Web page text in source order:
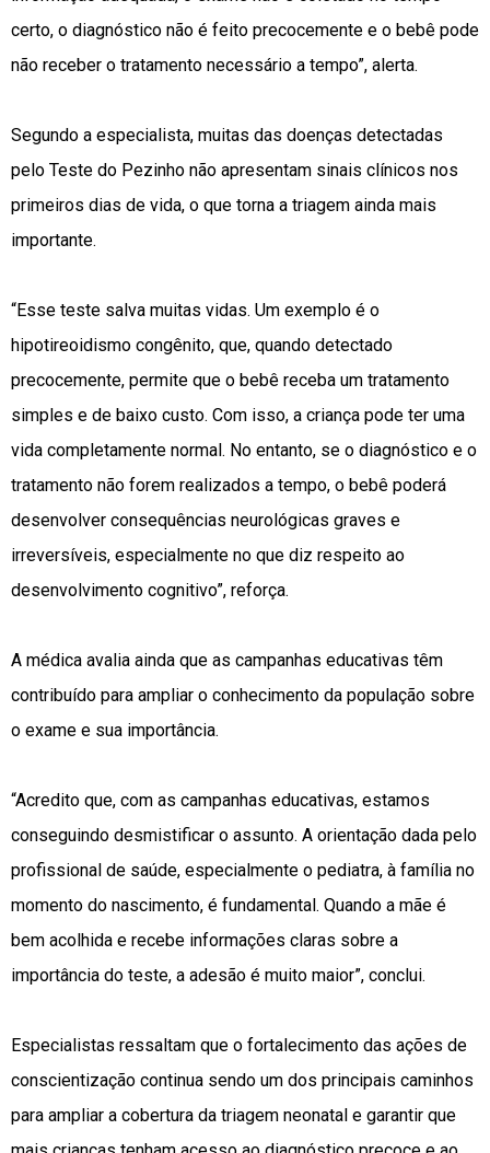
certo, o diagnóstico não é feito precocemente e o bebê pode
não receber o tratamento necessário a tempo”, alerta.
Segundo a especialista, muitas das doenças detectadas
pelo Teste do Pezinho não apresentam sinais clínicos nos
primeiros dias de vida, o que torna a triagem ainda mais
importante.
“Esse teste salva muitas vidas. Um exemplo é o
hipotireoidismo congênito, que, quando detectado
precocemente, permite que o bebê receba um tratamento
simples e de baixo custo. Com isso, a criança pode ter uma
vida completamente normal. No entanto, se o diagnóstico e o
tratamento não forem realizados a tempo, o bebê poderá
desenvolver consequências neurológicas graves e
irreversíveis, especialmente no que diz respeito ao
desenvolvimento cognitivo”, reforça.
A médica avalia ainda que as campanhas educativas têm
contribuído para ampliar o conhecimento da população sobre
o exame e sua importância.
“Acredito que, com as campanhas educativas, estamos
conseguindo desmistificar o assunto. A orientação dada pelo
profissional de saúde, especialmente o pediatra, à família no
momento do nascimento, é fundamental. Quando a mãe é
bem acolhida e recebe informações claras sobre a
importância do teste, a adesão é muito maior”, conclui.
Especialistas ressaltam que o fortalecimento das ações de
conscientização continua sendo um dos principais caminhos
para ampliar a cobertura da triagem neonatal e garantir que